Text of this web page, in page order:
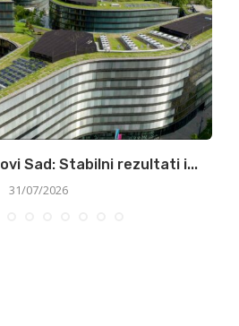
Sad: Stabilni rezultati i...
31/07/2026